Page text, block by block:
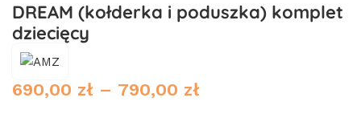
DREAM (kołderka i poduszka) komplet
dziecięcy
690,00 zł – 790,00 zł